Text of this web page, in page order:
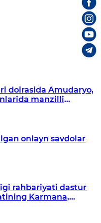
doirasida Amudaryo,
manzilli
onlayn savdolar
rahbariyati dastur
Karmana,